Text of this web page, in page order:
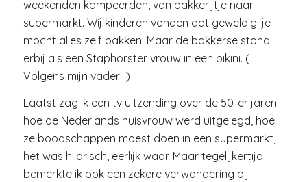
weekenden kampeerden, van bakkerijtje naar
supermarkt. Wij kinderen vonden dat geweldig: je
mocht alles zelf pakken. Maar de bakkerse stond
erbij als een Staphorster vrouw in een bikini. (
Volgens mijn vader…)
Laatst zag ik een tv uitzending over de 50-er jaren
hoe de Nederlands huisvrouw werd uitgelegd, hoe
ze boodschappen moest doen in een supermarkt,
het was hilarisch, eerlijk waar. Maar tegelijkertijd
bemerkte ik ook een zekere verwondering bij